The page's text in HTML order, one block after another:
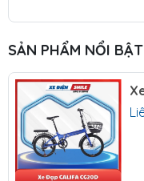
Chưa hết đâu bạn
đặc biệt sau đây nữa:
Các Chương trình
dẫn
Xe điện Smile giao
giao đúng mẫu mã,
SẢN PHẨM NỔI BẬT